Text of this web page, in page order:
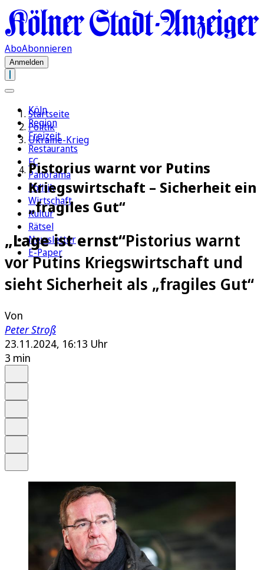
AboAbonnieren
Anmelden
Köln
Region
Freizeit
Restaurants
FC
Panorama
Politik
Wirtschaft
Kultur
Rätsel
Newsletter
E-Paper
Startseite
Politik
Ukraine-Krieg
Pistorius warnt vor Putins
Kriegswirtschaft – Sicherheit ein
„fragiles Gut“
„Lage ist ernst“Pistorius warnt
vor Putins Kriegswirtschaft und
sieht Sicherheit als „fragiles Gut“
Von
Peter Stroß
23.11.2024, 16:13 Uhr
3 min